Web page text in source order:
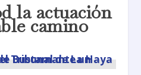
la actuación
camino